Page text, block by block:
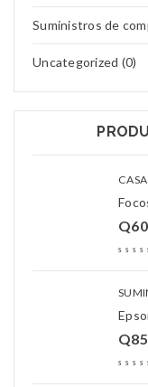
Suministros de
Uncategorized (0)
Q
Q